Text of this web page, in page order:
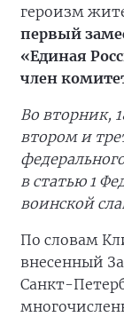
героизм
первый
«Единая
член
Во вторник,
втором и
в статью 1
воинской
По словам
внесенный
Санкт-